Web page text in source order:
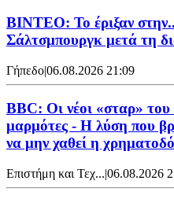
ΒΙΝΤΕΟ: Το έριξαν
Σάλτσμπουργκ μετά τη
Γήπεδο|06.08.2026 21:09
BBC: Οι νέοι «σταρ» του
μαρμότες - Η λύση που
να μην χαθεί η
Επιστήμη και Τεχ...|06.08.2026